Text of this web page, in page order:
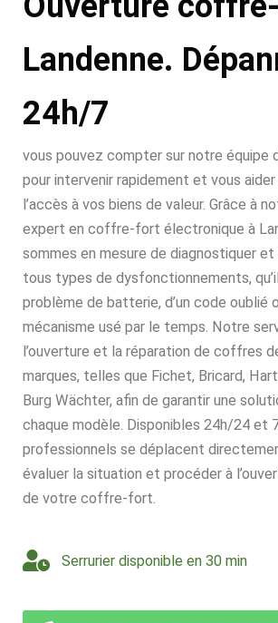
Landenne.
24h/7
vous pouvez compter sur notre équipe
pour intervenir rapidement et vous
l’accès à vos biens de valeur. Grâce à
expert en coffre-fort électronique à
sommes en mesure de diagnostiquer et
tous types de dysfonctionnements, qu’il
problème de batterie, d’un code oublié
mécanisme usé par le temps. Notre
l’ouverture et la réparation de coffres
marques, telles que Fichet, Bricard,
Burg Wächter, afin de garantir une
chaque modèle. Disponibles 24h/24 et
professionnels se déplacent
évaluer la situation et procéder à
de votre coffre-fort.
Serrurier disponible en 30 min